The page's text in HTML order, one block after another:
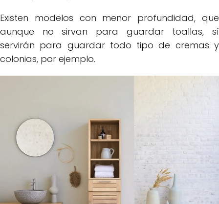
Existen modelos con menor profundidad, que
aunque no sirvan para guardar toallas, sí
servirán para guardar todo tipo de cremas y
colonias, por ejemplo.